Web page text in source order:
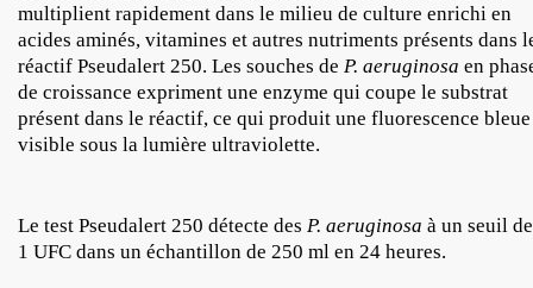
multiplient rapidement dans le milieu de culture enrichi en
acides aminés, vitamines et autres nutriments présents dans
réactif Pseudalert 250. Les souches de P. aeruginosa en
de croissance expriment une enzyme qui coupe le substrat
présent dans le réactif, ce qui produit une fluorescence bleue
visible sous la lumière ultraviolette.
Le test Pseudalert 250 détecte des P. aeruginosa à un seuil de
1 UFC dans un échantillon de 250 ml en 24 heures.